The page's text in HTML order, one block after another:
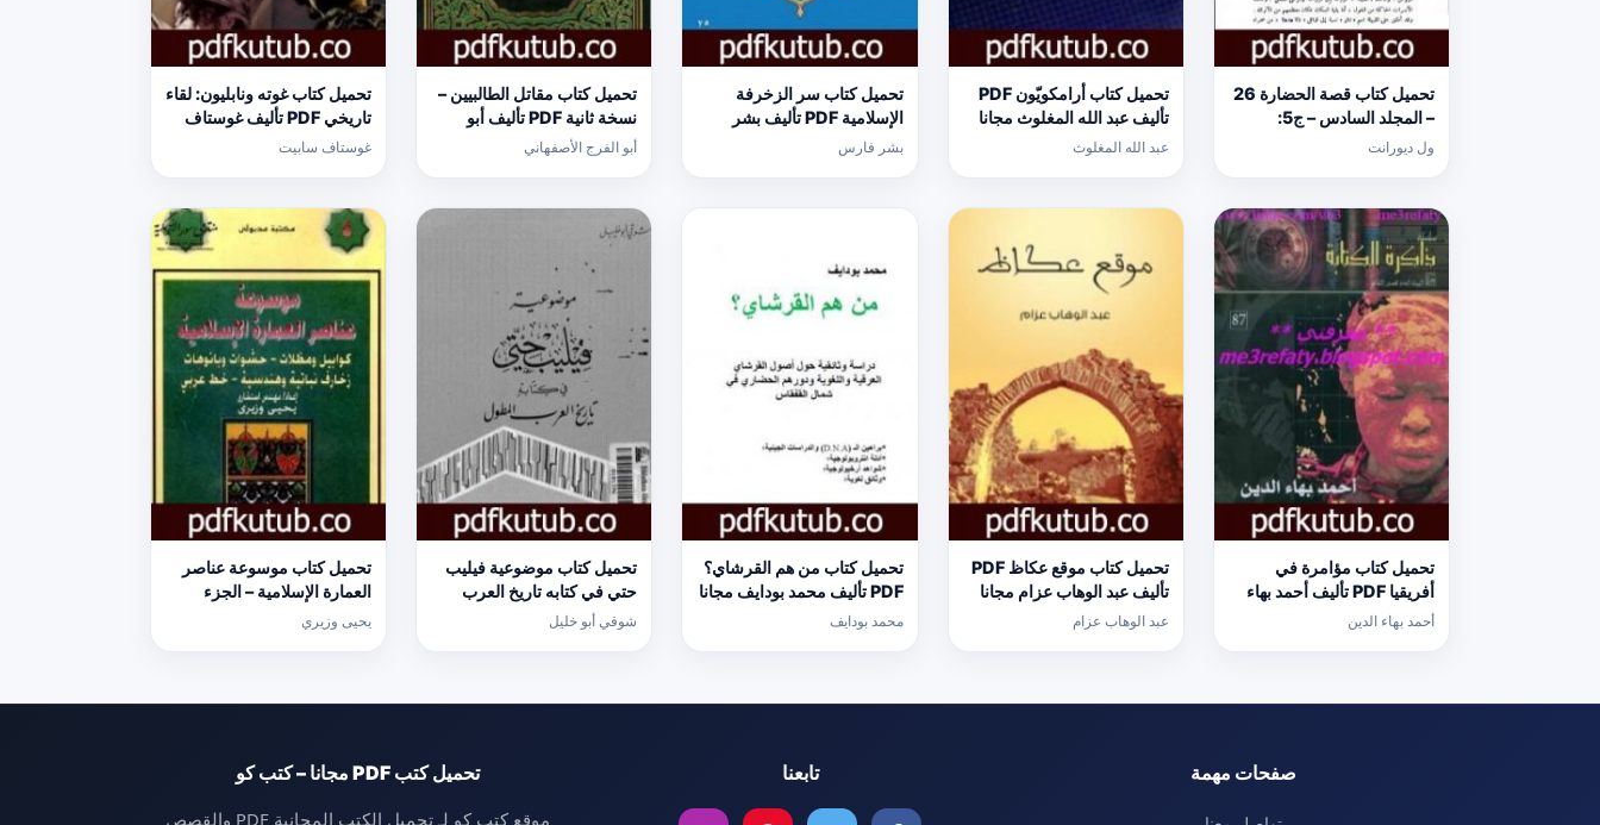
تحميل كتاب قصة الحضارة 26
– المجلد السادس – ج5:
ول ديورانت
تحميل كتاب أرامكويّون PDF
تأليف عبد الله المغلوث مجانا
[كامل]
عبد الله المغلوث
تحميل كتاب سر الزخرفة
الإسلامية PDF تأليف بشر
فارس مجانا [كامل]
بشر فارس
تحميل كتاب مقاتل الطالبيين –
نسخة ثانية PDF تأليف أبو
الفرج الأصفهاني مجانا [كامل]
أبو الفرج الأصفهاني
تحميل كتاب غوته ونابليون: لقاء
تاريخي PDF تأليف غوستاف
سابيت مجانا [كامل]
غوستاف سابيت
تحميل كتاب مؤامرة في
أفريقيا PDF تأليف أحمد بهاء
الدين مجانا [كامل]
أحمد بهاء الدين
تحميل كتاب موقع عكاظ PDF
تأليف عبد الوهاب عزام مجانا
[كامل]
عبد الوهاب عزام
تحميل كتاب من هم القرشاي؟
PDF تأليف محمد بودايف مجانا
محمد بودايف
تحميل كتاب موضوعية فيليب
حتي في كتابه تاريخ العرب
شوقي أبو خليل
تحميل كتاب موسوعة عناصر
العمارة الإسلامية – الجزء
يحيى وزيري
صفحات مهمة تابعنا
تحميل كتب PDF مجانا – كتب كو
موقع كتب كو لـ تحميل الكتب المجانية PDF والقصص